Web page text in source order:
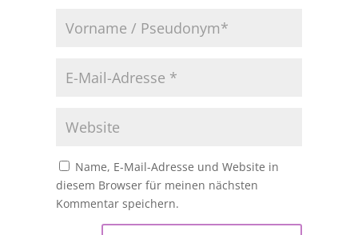
Name, E-Mail-Adresse und Website in
diesem Browser für meinen nächsten
Kommentar speichern.